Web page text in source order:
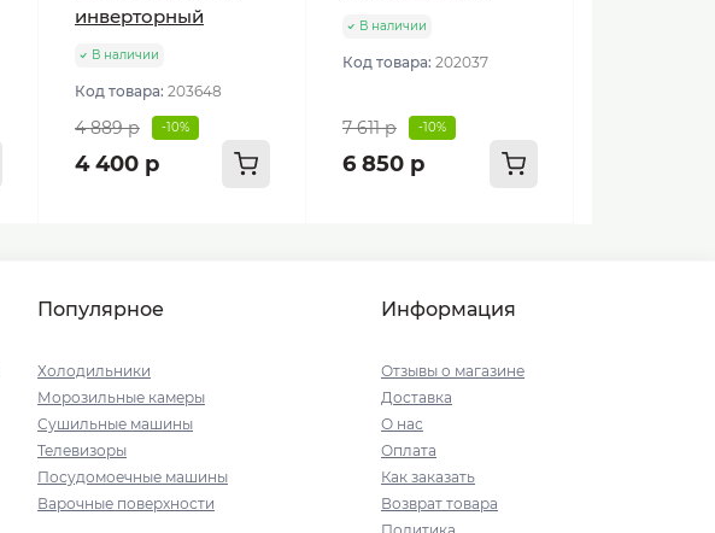
инверторный
В наличии
Код товара: 203648
4 889 р -10%
4 400 р
В наличии
Код товара: 202037
7 611 р -10%
6 850 р
Популярное
Холодильники
Морозильные камеры
Сушильные машины
Телевизоры
Посудомоечные машины
Варочные поверхности
Информация
Отзывы о магазине
Доставка
О нас
Оплата
Как заказать
Возврат товара